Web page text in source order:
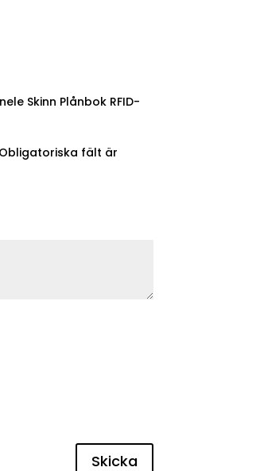
Skinn Plånbok RFID-
Obligatoriska fält är
Skicka